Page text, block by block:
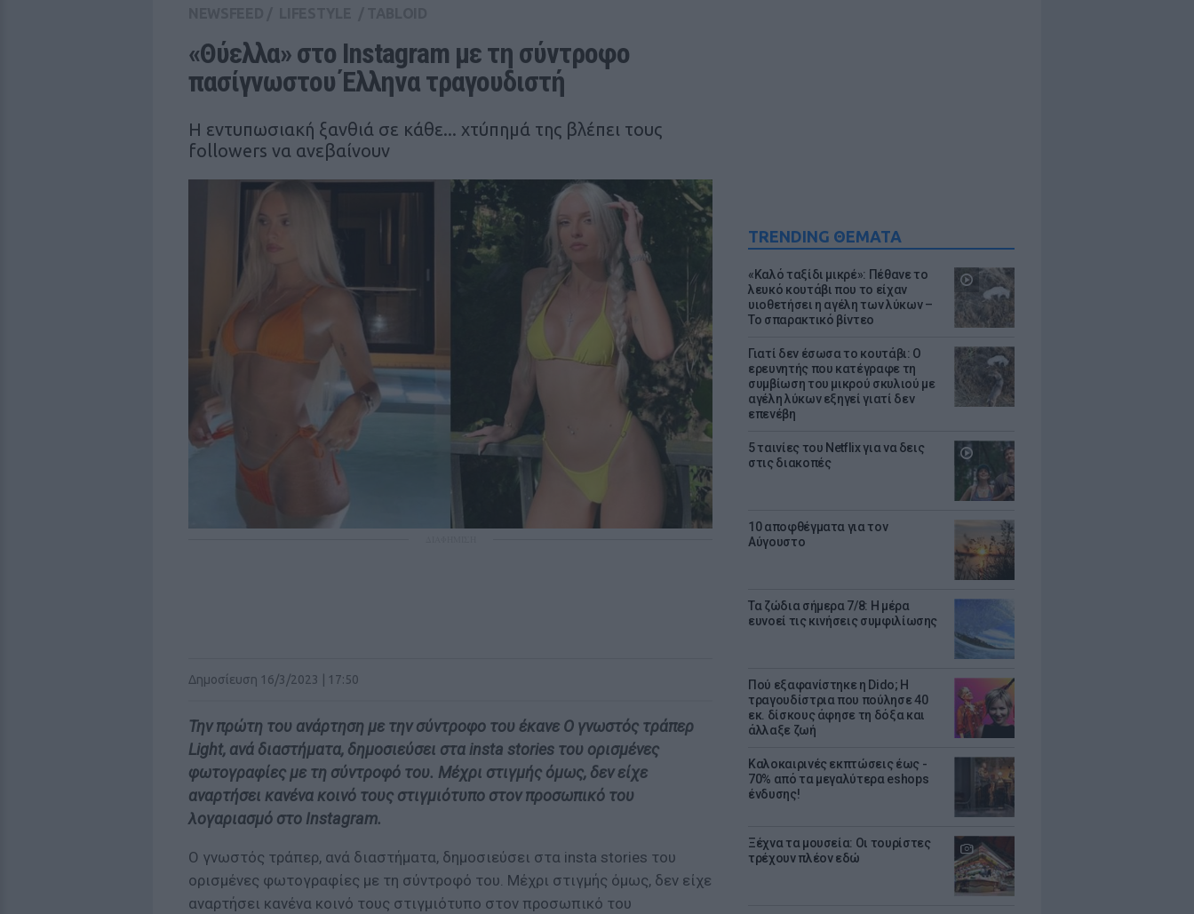
TRENDING ΘΕΜΑΤΑ
«Καλό ταξίδι μικρέ»: Πέθανε το
λευκό κουτάβι που το είχαν
υιοθετήσει η αγέλη των λύκων –
Το σπαρακτικό βίντεο
Γιατί δεν έσωσα το κουτάβι: Ο
ερευνητής που κατέγραφε τη
συμβίωση του μικρού σκυλιού με
αγέλη λύκων εξηγεί γιατί δεν
επενέβη
5 ταινίες του Netflix για να δεις
στις διακοπές
10 αποφθέγματα για τον
Αύγουστο
Τα ζώδια σήμερα 7/8: Η μέρα
ευνοεί τις κινήσεις συμφιλίωσης
Πού εξαφανίστηκε η Dido; Η
τραγουδίστρια που πούλησε 40
εκ. δίσκους άφησε τη δόξα και
άλλαξε ζωή
Καλοκαιρινές εκπτώσεις έως -
70% από τα μεγαλύτερα eshops
ένδυσης!
Ξέχνα τα μουσεία: Οι τουρίστες
τρέχουν πλέον εδώ
«Θύελλα» στο Instagram με τη σύντροφο
πασίγνωστου Έλληνα τραγουδιστή
Η εντυπωσιακή ξανθιά σε κάθε... χτύπημά της βλέπει τους
followers να ανεβαίνουν
Δημοσίευση 16/3/2023 | 17:50
Την πρώτη του ανάρτηση με την σύντροφο του έκανε Ο γνωστός τράπερ
Light, ανά διαστήματα, δημοσιεύσει στα insta stories του ορισμένες
φωτογραφίες με τη σύντροφό του. Μέχρι στιγμής όμως, δεν είχε
αναρτήσει κανένα κοινό τους στιγμιότυπο στον προσωπικό του
λογαριασμό στο Instagram.
Ο γνωστός τράπερ, ανά διαστήματα, δημοσιεύσει στα insta stories του
ορισμένες φωτογραφίες με τη σύντροφό του. Μέχρι στιγμής όμως, δεν είχε
αναρτήσει κανένα κοινό τους στιγμιότυπο στον προσωπικό του